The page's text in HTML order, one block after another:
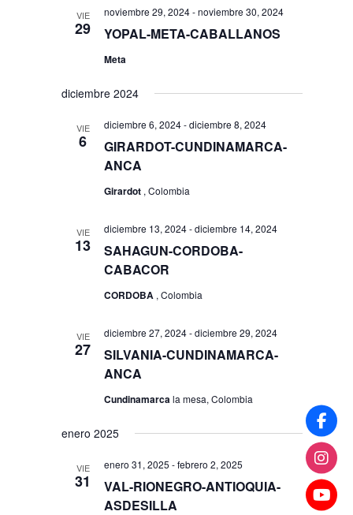
VIE
29 YOPAL-META-CABALLANOS
noviembre 29, 2024-noviembre 30, 2024
Meta
diciembre 2024
VIE
6
GIRARDOT-CUNDINAMARCA-
ANCA
diciembre 6, 2024-diciembre 8, 2024
Girardot , Colombia
VIE
13
SAHAGUN-CORDOBA-
CABACOR
diciembre 13, 2024-diciembre 14, 2024
CORDOBA , Colombia
VIE
27
SILVANIA-CUNDINAMARCA-
ANCA
diciembre 27, 2024-diciembre 29, 2024
Cundinamarcala mesa, Colombia
enero 2025
VIE
31
VAL-RIONEGRO-ANTIOQUIA-
ASDESILLA
enero 31, 2025 -febrero 2, 2025